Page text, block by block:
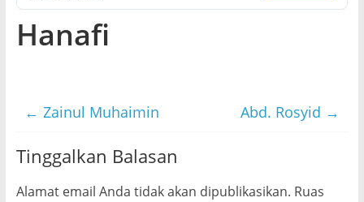
Hanafi
← Zainul Muhaimin Abd. Rosyid →
Tinggalkan Balasan
Alamat email Anda tidak akan dipublikasikan. Ruas